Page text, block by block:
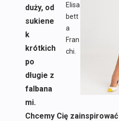
Elisa
bett
a
Fran
chi.
duży, od
sukiene
k
krótkich
po
długie z
falbana
mi.
Chcemy Cię